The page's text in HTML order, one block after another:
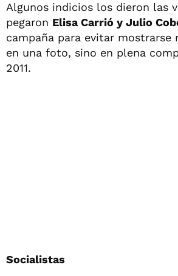
Algunos indicios los dieron las
pegaron Elisa Carrió y Julio
campaña para evitar mostrarse
en una foto, sino en plena
2011.
Socialistas